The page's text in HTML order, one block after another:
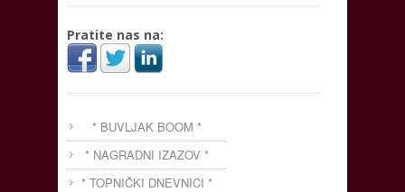
Pratite nas na:
* BUVLJAK BOOM *
* NAGRADNI IZAZOV *
* TOPNIČKI DNEVNICI *